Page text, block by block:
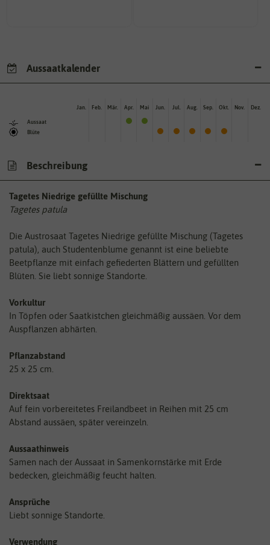
Aussaatkalender
Aussaat
Blüte
Jan. Feb. Mär. Apr. Mai Jun. Jul. Aug. Sep. Okt. Nov. Dez.
Beschreibung
Tagetes Niedrige gefüllte Mischung
Tagetes patula
Die Austrosaat Tagetes Niedrige gefüllte Mischung (Tagetes
patula), auch Studentenblume genannt ist eine beliebte
Beetpflanze mit einfach gefiederten Blättern und gefüllten
Blüten. Sie liebt sonnige Standorte.
Vorkultur
In Töpfen oder Saatkistchen gleichmäßig aussäen. Vor dem
Auspflanzen abhärten.
Pflanzabstand
25 x 25 cm.
Direktsaat
Auf fein vorbereitetes Freilandbeet in Reihen mit 25 cm
Abstand aussäen, später vereinzeln.
Aussaathinweis
Samen nach der Aussaat in Samenkornstärke mit Erde
bedecken, gleichmäßig feucht halten.
Ansprüche
Liebt sonnige Standorte.
Verwendung